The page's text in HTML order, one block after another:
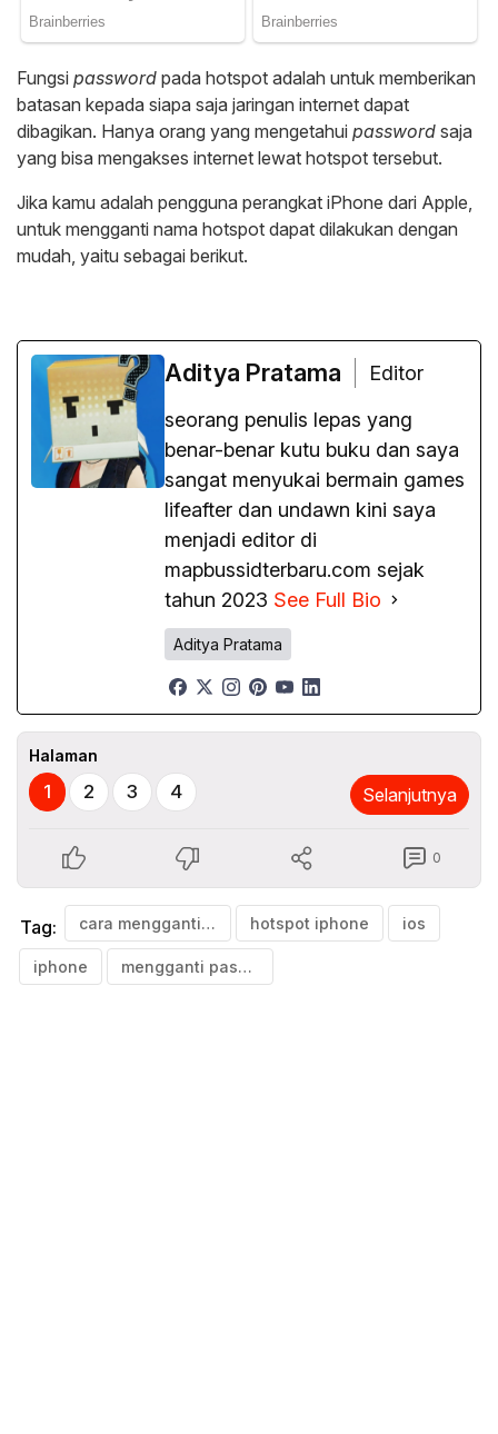
Fungsi password pada hotspot adalah untuk memberikan
batasan kepada siapa saja jaringan internet dapat
dibagikan. Hanya orang yang mengetahui password saja
yang bisa mengakses internet lewat hotspot tersebut.
Jika kamu adalah pengguna perangkat iPhone dari Apple,
untuk mengganti nama hotspot dapat dilakukan dengan
mudah, yaitu sebagai berikut.
Aditya Pratama
Editor
seorang penulis lepas yang
benar-benar kutu buku dan saya
sangat menyukai bermain games
lifeafter dan undawn kini saya
menjadi editor di
mapbussidterbaru.com sejak
tahun 2023 See Full Bio
Aditya Pratama
Halaman
1 2 3 4 Selanjutnya
0
Tag: cara mengganti nama hotspot hotspot iphone ios
iphone mengganti pasword hotspot